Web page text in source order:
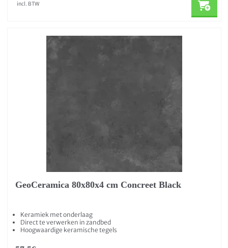
incl. BTW
GeoCeramica 80x80x4 cm Concreet Black
Keramiek met onderlaag
Direct te verwerken in zandbed
Hoogwaardige keramische tegels